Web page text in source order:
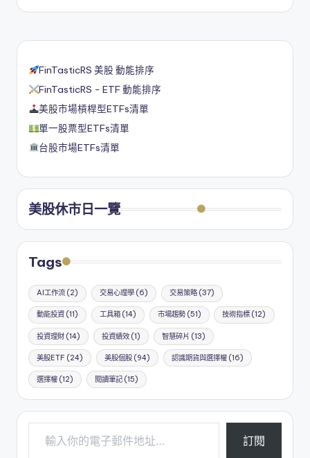
FinTasticRS 美股 動能排序
FinTasticRS - ETF 動能排序
美股市場槓桿型ETFs清單
單一股票型ETFs清單
台股市場ETFs清單
美股休市日一覽
Tags
AI工作流 (2) 交易心理學(6) 交易策略(37)
動能投資 (11) 工具箱(14) 市場趨勢(51) 技術指標 (12)
投資理財 (14) 投資績效(1) 智慧碎片 (13)
美股ETF (24) 美股個股(94) 認識期貨與選擇權(16)
選擇權 (12) 閱讀筆記(15)
輸入你的電子郵件地址…
訂閱